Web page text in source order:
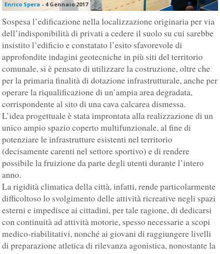
Enrico Spera - 4 Gennaio 2017
Sospesa l’edificazione nella localizzazione originaria per via
dell’indisponibilità di privati a cedere il suolo su cui sarebbe
insistito l’edificio e constatato l’esito sfavorevole di
approfondite indagini geotecniche in più siti del territorio
comunale, si è pensato di utilizzare la costruzione, oltre che
per la primaria finalità di dotazione infrastrutturale, anche per
operare la riqualificazione di un’ampia area degradata,
corrispondente al sito di una cava calcarea dismessa.
L’idea progettuale è stata improntata alla realizzazione di un
unico ampio spazio coperto multifunzionale, al fine di
potenziare le infrastrutture esistenti nel territorio
(decisamente carenti nel settore sportivo) e di rendere
possibile la fruizione da parte degli utenti durante l’intero
anno.
La rigidità climatica della città, infatti, rende particolarmente
difficoltoso lo svolgimento delle attività ricreative negli spazi
esterni e impedisce ai cittadini, per tale ragione, di dedicarsi
con continuità ad attività motorie, spesso necessarie a scopi
medico-riabilitativi, nonché ai giovani di raggiungere livelli
di preparazione atletica di rilevanza agonistica, nonostante la